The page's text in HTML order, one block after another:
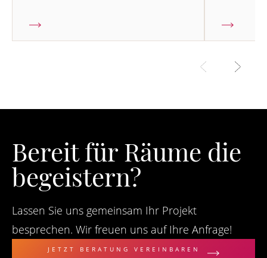
Bereit für Räume die
begeistern?
Lassen Sie uns gemeinsam Ihr Projekt
besprechen. Wir freuen uns auf Ihre Anfrage!
JETZT BERATUNG VEREINBAREN